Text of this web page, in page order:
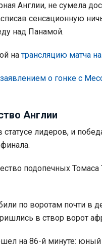
Англии, не сумела
сенсационную
над Панамой.
натрансляцию матча
о гонке с
Англии
лидеров, и
подопечных Томаса
по воротам почти в
в створ ворот
на 86-й минуте: